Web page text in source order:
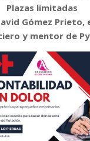
Plazas limitadas
Gómez
y mentor de